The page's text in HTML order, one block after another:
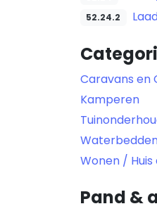
52.24.2
Caravans en
Kamperen
Wonen / Huis
Pand &